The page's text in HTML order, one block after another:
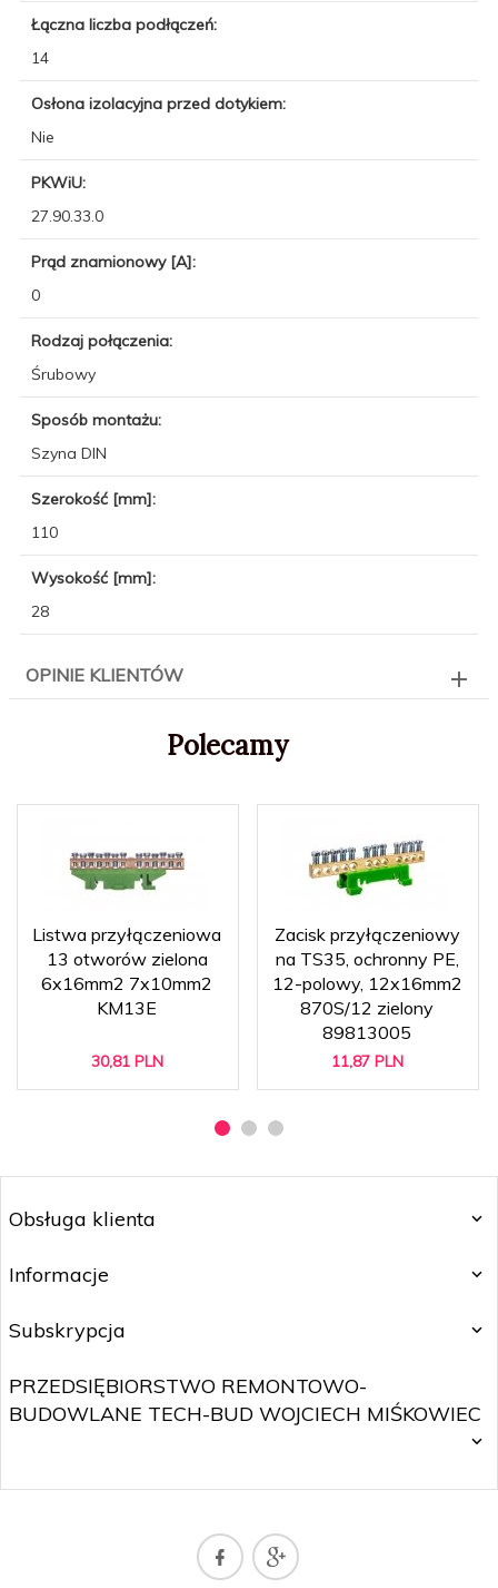
Łączna liczba podłączeń:
14
Osłona izolacyjna przed dotykiem:
Nie
PKWiU:
27.90.33.0
Prąd znamionowy [A]:
0
Rodzaj połączenia:
Śrubowy
Sposób montażu:
Szyna DIN
Szerokość [mm]:
110
Wysokość [mm]:
28
OPINIE KLIENTÓW
Polecamy
Listwa przyłączeniowa
13 otworów zielona
6x16mm2 7x10mm2
KM13E
30,81 PLN
Zacisk przyłączeniowy
na TS35, ochronny PE,
12-polowy, 12x16mm2
870S/12 zielony
89813005
11,87 PLN
Obsługa klienta
Informacje
Subskrypcja
PRZEDSIĘBIORSTWO REMONTOWO-
BUDOWLANE TECH-BUD WOJCIECH MIŚKOWIEC